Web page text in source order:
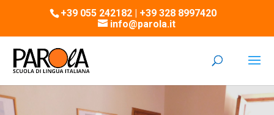
+39 055 242182 | +39 328 8997420
info@parola.it